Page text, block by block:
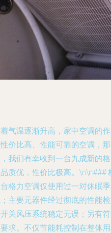
气温逐渐升高，家中空调的
价比高、性能可靠的空调，
我们有幸收到一台九成新的
质优，性价比极高。\n\n###
格力空调仅使用过一对休眠
主要元器件经过彻底的性能
关风压系统稳定无误；另有
求。不仅节能耗控制在整体